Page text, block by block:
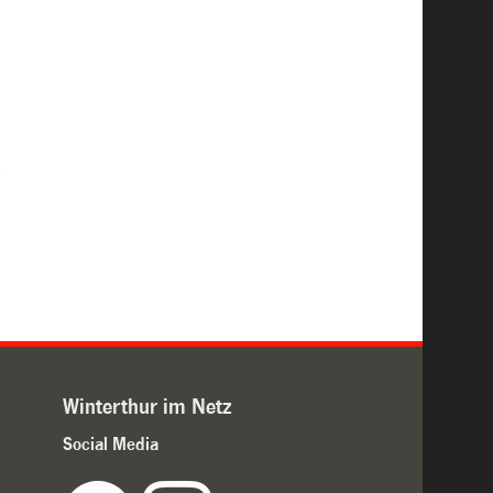
Winterthur im Netz
Social Media